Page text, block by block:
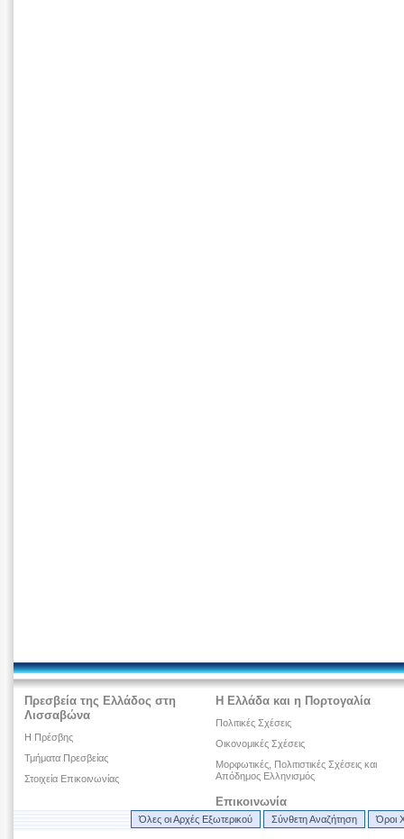
Πρεσβεία της Ελλάδος στη
Λισσαβώνα
Η Πρέσβης
Τμήματα Πρεσβείας
Στοιχεία Επικοινωνίας
Η Ελλάδα και η Πορτογαλία
Πολιτικές Σχέσεις
Οικονομικές Σχέσεις
Μορφωτικές, Πολιτιστικές Σχέσεις και
Απόδημος Ελληνισμός
Επικοινωνία
Όλες οι Αρχές Εξωτερικού Σύνθετη Αναζήτηση Όροι